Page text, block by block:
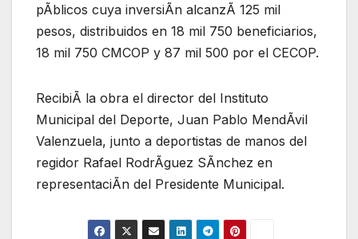
pÃblicos cuya inversiÃn alcanzÃ 125 mil
pesos, distribuidos en 18 mil 750 beneficiarios,
18 mil 750 CMCOP y 87 mil 500 por el CECOP.
RecibiÃ la obra el director del Instituto
Municipal del Deporte, Juan Pablo MendÃvil
Valenzuela, junto a deportistas de manos del
regidor Rafael RodrÃguez SÃnchez en
representaciÃn del Presidente Municipal.